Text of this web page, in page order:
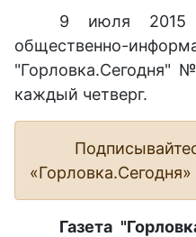
9 июля 2015
общественно-
"Горловка.Сегодня"
каждый четверг.
«Горловка.Сегодня»
Газета